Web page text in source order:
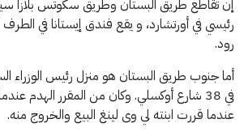
إن تقاطع طريق البستان وطريق سكوتس بلازا
رئيسي في أورتشارد، و يقع فندق إيستانا في
رود.
أما جنوب طريق البستان هو منزل رئيس الوزراء
في 38 شارع أوكسلي. وكان من المقرر الهدم
عندما قررت ابنته لي وى لينغ البيع والخروج منه.